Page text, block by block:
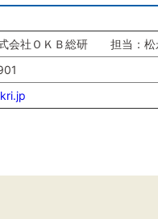
式会社ＯＫＢ総研 担当：松